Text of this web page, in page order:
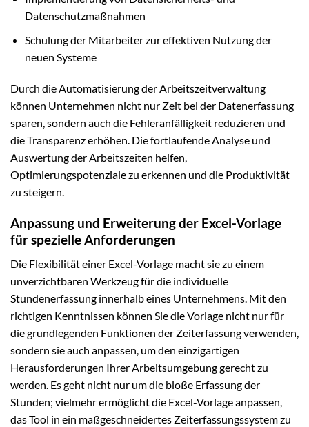
Datenschutzmaßnahmen
Schulung der Mitarbeiter zur effektiven Nutzung der
neuen Systeme
Durch die Automatisierung der Arbeitszeitverwaltung
können Unternehmen nicht nur Zeit bei der Datenerfassung
sparen, sondern auch die Fehleranfälligkeit reduzieren und
die Transparenz erhöhen. Die fortlaufende Analyse und
Auswertung der Arbeitszeiten helfen,
Optimierungspotenziale zu erkennen und die Produktivität
zu steigern.
Anpassung und Erweiterung der Excel-Vorlage
für spezielle Anforderungen
Die Flexibilität einer Excel-Vorlage macht sie zu einem
unverzichtbaren Werkzeug für die individuelle
Stundenerfassung innerhalb eines Unternehmens. Mit den
richtigen Kenntnissen können Sie die Vorlage nicht nur für
die grundlegenden Funktionen der Zeiterfassung verwenden,
sondern sie auch anpassen, um den einzigartigen
Herausforderungen Ihrer Arbeitsumgebung gerecht zu
werden. Es geht nicht nur um die bloße Erfassung der
Stunden; vielmehr ermöglicht die Excel-Vorlage anpassen,
das Tool in ein maßgeschneidertes Zeiterfassungssystem zu